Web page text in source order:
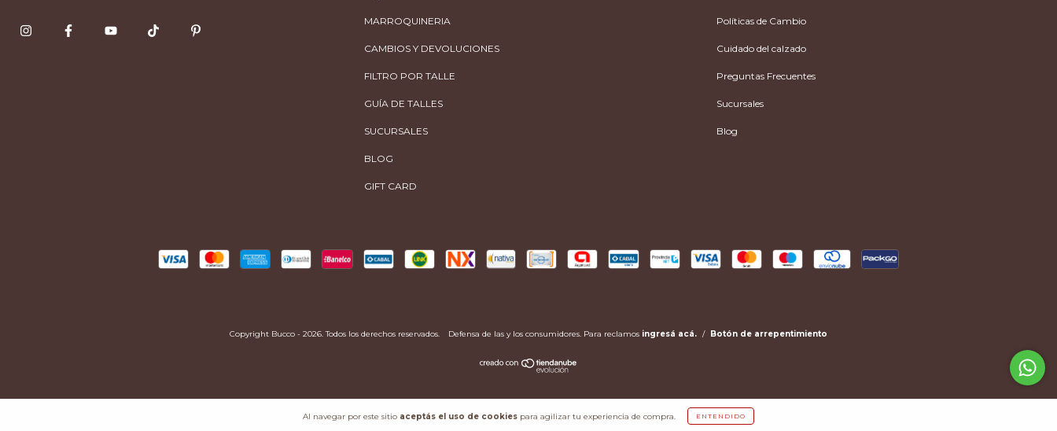
Al navegar por este sitio aceptás el uso de cookies para agilizar tu experiencia de compra. ENTENDIDO
MARROQUINERIA
CAMBIOS Y DEVOLUCIONES
FILTRO POR TALLE
GUÍA DE TALLES
SUCURSALES
BLOG
GIFT CARD
Políticas de Cambio
Cuidado del calzado
Preguntas Frecuentes
Sucursales
Blog
Copyright Bucco - 2026. Todos los derechos reservados. Defensa de las y los consumidores. Para reclamos ingresá acá. / Botón de arrepentimiento